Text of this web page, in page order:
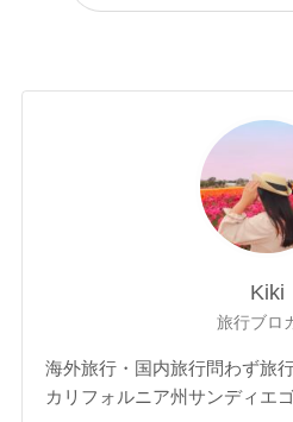
Kiki
旅行ブロ
海外旅行・国内旅行問わず旅
カリフォルニア州サンディエゴ